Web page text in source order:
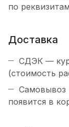
по реквизитам
Доставка
СДЭК —
(стоимость
Самовывоз
появится в